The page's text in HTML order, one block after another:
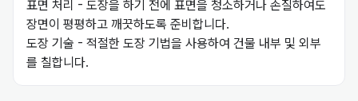
표면 처리 - 도장을 하기 전에 표면을 청소하거나 손질하여도
장면이 평평하고 깨끗하도록 준비합니다.
도장 기술 - 적절한 도장 기법을 사용하여 건물 내부 및 외부
를 칠합니다.